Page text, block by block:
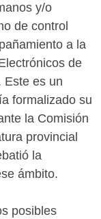
y/o
de control
a la
de
Este es un
formalizado su
la Comisión
provincial
la
ámbito.
posibles